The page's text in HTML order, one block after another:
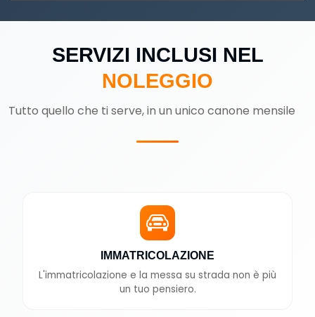
SERVIZI INCLUSI NEL
NOLEGGIO
Tutto quello che ti serve, in un unico canone mensile
IMMATRICOLAZIONE
L'immatricolazione e la messa su strada non è più
un tuo pensiero.